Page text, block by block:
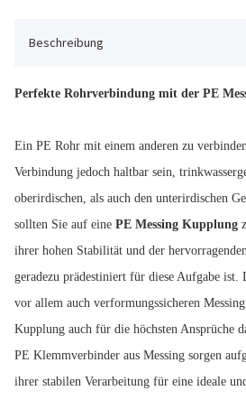
Beschreibung
Perfekte Rohrverbindung mit der PE
Ein PE Rohr mit einem anderen zu
Verbindung jedoch haltbar sein,
oberirdischen, als auch den unterirdischen
sollten Sie auf eine PE Messing Kupplung
ihrer hohen Stabilität und der
geradezu prädestiniert für diese Aufgabe ist.
vor allem auch verformungssicheren
Kupplung auch für die höchsten Ansprüche
PE Klemmverbinder aus Messing sorgen
ihrer stabilen Verarbeitung für eine ideale